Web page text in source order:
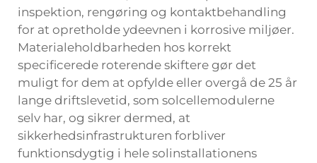
inspektion, rengøring og kontaktbehandling
for at opretholde ydeevnen i korrosive miljøer.
Materialeholdbarheden hos korrekt
specificerede roterende skiftere gør det
muligt for dem at opfylde eller overgå de 25 år
lange driftslevetid, som solcellemodulerne
selv har, og sikrer dermed, at
sikkerhedsinfrastrukturen forbliver
funktionsdygtig i hele solinstallationens